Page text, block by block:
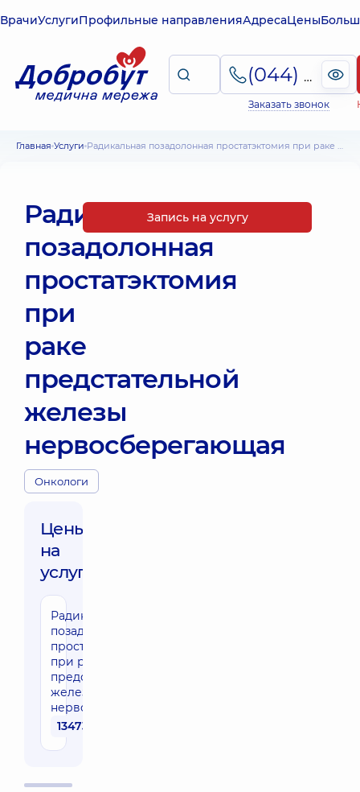
ВрачиУслугиПрофильные направленияАдресаЦены
(044) 495-2-888
Заказать звонок
Главная Услуги Радикальная позадолонная простатэктомия при раке предстательной железы нервосберегающая
Радикальная
позадолонная
простатэктомия
при
раке
предстательной
железы
нервосберегающая
Онкологи
Цены
на
услуги:
Радикальная
позадолонная
простатэктомия
при раке
предстательной
железы
нервосберегающая
134730 грн
Запись на услугу